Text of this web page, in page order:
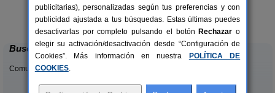
6-7+1 pers.
desde22 €
Casa El Sauco
Ailanes de Zamanzas (Burgos)
Buscar
Comunidades:
publicitarias), personalizadas según tus preferencias y con
publicidad ajustada a tus búsquedas. Estas últimas puedes
desactivarlas por completo pulsando el botón Rechazar o
elegir su activación/desactivación desde “Configuración de
Cookies”. Más información en nuestra
POLÍTICA DE
COOKIES.